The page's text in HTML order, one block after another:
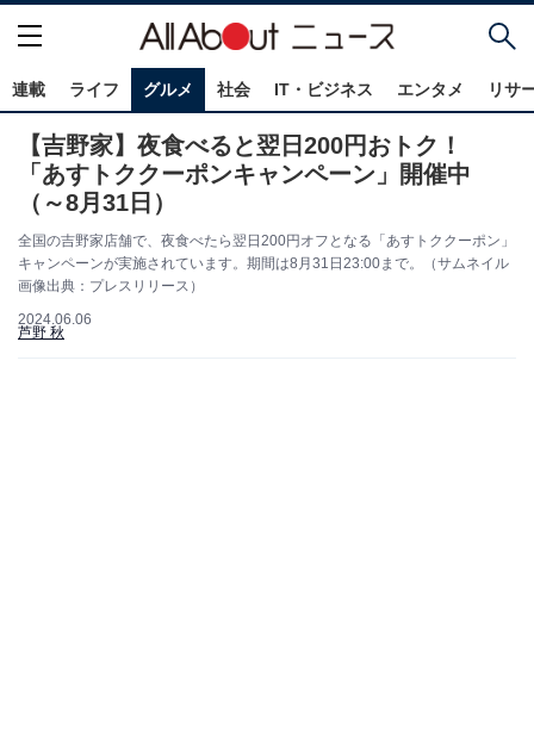
連載 ライフ グルメ 社会 IT・ビジネス エンタメ リサ
【吉野家】夜食べると翌日200円おトク！
「あすトククーポンキャンペーン」開催中
（～8月31日）
全国の吉野家店舗で、夜食べたら翌日200円オフとなる「あすトククーポン」
キャンペーンが実施されています。期間は8月31日23:00まで。（サムネイル
画像出典：プレスリリース）
2024.06.06
芦野 秋